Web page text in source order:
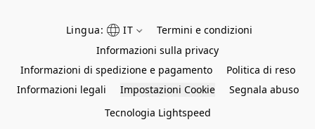
Lingua: IT
Termini e condizioni
Informazioni sulla privacy
Informazioni di spedizione e pagamento
Politica di reso
Informazioni legali
Impostazioni Cookie
Segnala abuso
Tecnologia Lightspeed